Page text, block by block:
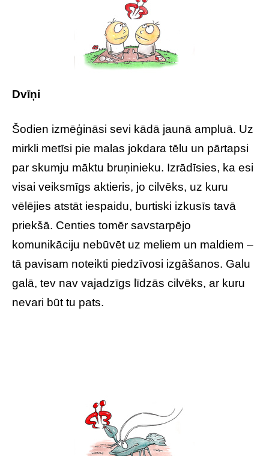
Dvīņi
Šodien izmēģināsi sevi kādā jaunā ampluā. Uz
mirkli metīsi pie malas jokdara tēlu un pārtapsi
par skumju māktu bruņinieku. Izrādīsies, ka esi
visai veiksmīgs aktieris, jo cilvēks, uz kuru
vēlējies atstāt iespaidu, burtiski izkusīs tavā
priekšā. Centies tomēr savstarpējo
komunikāciju nebūvēt uz meliem un maldiem –
tā pavisam noteikti piedzīvosi izgāšanos. Galu
galā, tev nav vajadzīgs līdzās cilvēks, ar kuru
nevari būt tu pats.